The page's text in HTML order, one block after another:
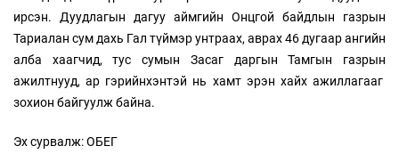
ирсэн. Дуудлагын дагуу аймгийн Онцгой байдлын газрын
Тариалан сум дахь Гал түймэр унтраах, аврах 46 дугаар ангийн
алба хаагчид, тус сумын Засаг даргын Тамгын газрын
ажилтнууд, ар гэрийнхэнтэй нь хамт эрэн хайх ажиллагааг
зохион байгуулж байна.
Эх сурвалж: ОБЕГ